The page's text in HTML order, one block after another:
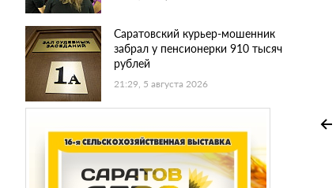
Саратовский курьер-мошенник
забрал у пенсионерки 910 тысяч
рублей
21:29, 5 августа 2026